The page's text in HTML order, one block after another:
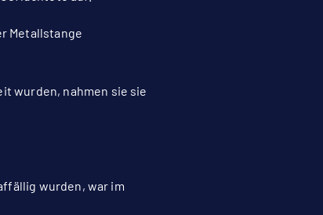
Metallstange
wurden, nahmen sie sie
wurden, war im